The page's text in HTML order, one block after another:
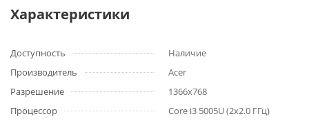
Характеристики
Доступность
Наличие
Производитель
Acer
Разрешение
1366x768
Процессор
Core i3 5005U (2x2.0 ГГц)